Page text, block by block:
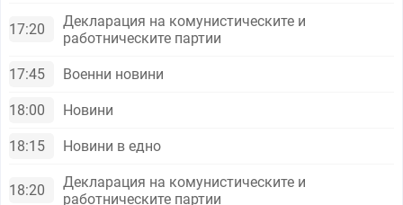
17:20
Декларация на комунистическите и
работническите партии
17:45 Военни новини
18:00 Новини
18:15 Новини в едно
18:20
Декларация на комунистическите и
работническите партии